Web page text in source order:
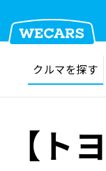
在庫検索
クルマ
クルマ
クルマを探す
【ト